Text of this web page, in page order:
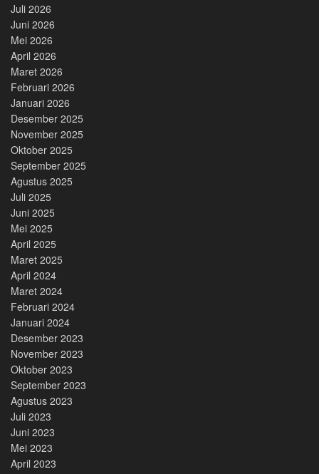
Juli 2026
Juni 2026
Mei 2026
April 2026
Maret 2026
Februari 2026
Januari 2026
Desember 2025
November 2025
Oktober 2025
September 2025
Agustus 2025
Juli 2025
Juni 2025
Mei 2025
April 2025
Maret 2025
April 2024
Maret 2024
Februari 2024
Januari 2024
Desember 2023
November 2023
Oktober 2023
September 2023
Agustus 2023
Juli 2023
Juni 2023
Mei 2023
April 2023